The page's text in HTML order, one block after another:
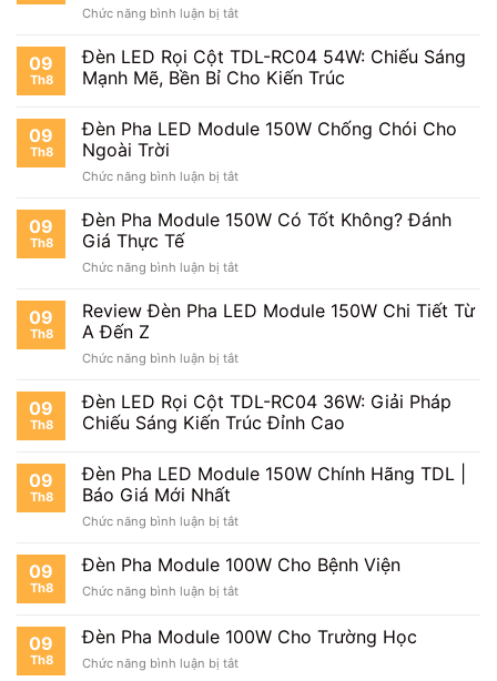
150W
Suất
Thực
Chức năng bình luận bị tắtở
Pha
Module
150W
Chống
Đáng
09
Th8
Đèn LED Rọi Cột TDL-RC04 54W: Chiếu Sáng
Mạnh Mẽ, Bền Bỉ Cho Kiến Trúc
09
Th8
Đèn Pha LED Module 150W Chống Chói Cho
Ngoài Trời
Chức năng bình luận bị tắtở
Pha
LED
150W
Chói
Trời
09
Th8
Đèn Pha Module 150W Có Tốt Không? Đánh
Giá Thực Tế
Chức năng bình luận bị tắtở
Pha
Có
Không?
Đánh
Tế
09
Th8
Review Đèn Pha LED Module 150W Chi Tiết Từ
A Đến Z
Chức năng bình luận bị tắtở
Đèn
Pha
LED
150W
Từ
Đến
09
Th8
Đèn LED Rọi Cột TDL-RC04 36W: Giải Pháp
Chiếu Sáng Kiến Trúc Đỉnh Cao
09
Th8
Đèn Pha LED Module 150W Chính Hãng TDL |
Báo Giá Mới Nhất
Chức năng bình luận bị tắtở
Pha
Module
Chính
TDL
09
Th8
Đèn Pha Module 100W Cho Bệnh Viện
Chức năng bình luận bị tắtở
Pha
Module
100W
09
Th8
Đèn Pha Module 100W Cho Trường Học
Chức năng bình luận bị tắtở